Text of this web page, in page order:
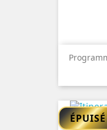
ÉPUISÉ